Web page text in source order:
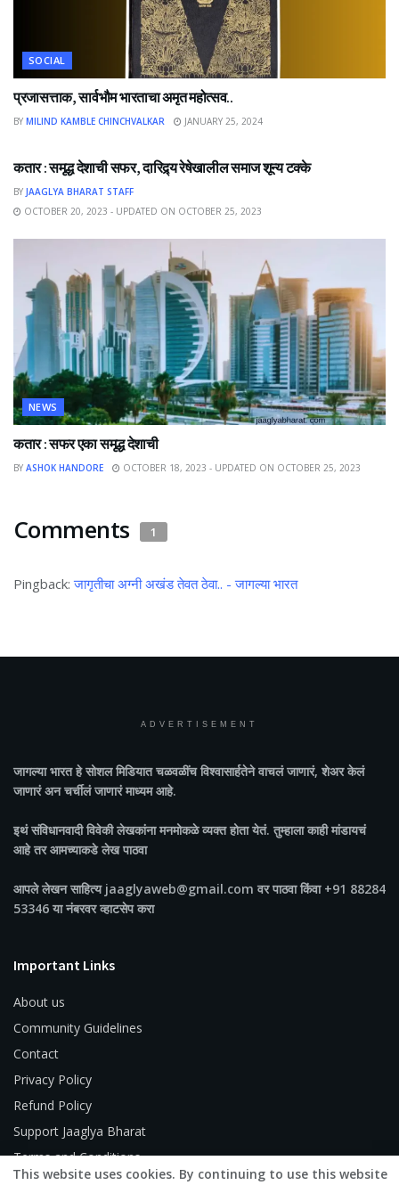
SOCIAL
प्रजासत्ताक, सार्वभौम भारताचा अमृत महोत्सव..
BY MILIND KAMBLE CHINCHVALKAR JANUARY 25, 2024
कतार : समृद्ध देशाची सफर, दारिद्र्य रेषेखालील समाज शून्य टक्के
BY JAAGLYA BHARAT STAFF
OCTOBER 20, 2023 - UPDATED ON OCTOBER 25, 2023
NEWS
कतार : सफर एका समृद्ध देशाची
BY ASHOK HANDORE OCTOBER 18, 2023 - UPDATED ON OCTOBER 25, 2023
Comments 1
Pingback:जागृतीचा अग्नी अखंड तेवत ठेवा.. - जागल्या भारत
ADVERTISEMENT
जागल्या भारतहे सोशल मिडियात चळवळींच विश्वासार्हतेने वाचलं जाणारं, शेअर केलं
जाणारं अन चर्चीलं जाणारं माध्यम आहे.
इथं संविधानवादी विवेकी लेखकांना मनमोकळे व्यक्त होता येतं. तुम्हाला काही मांडायचं
आहे तर आमच्याकडे लेख पाठवा
आपले लेखन साहित्य jaaglyaweb@gmail.com वर पाठवा किंवा +91 88284
53346 या नंबरवर व्हाटसेप करा
Important Links
About us
Community Guidelines
Contact
Privacy Policy
Refund Policy
Support Jaaglya Bharat
Terms and Conditions
This website uses cookies. By continuing to use this website